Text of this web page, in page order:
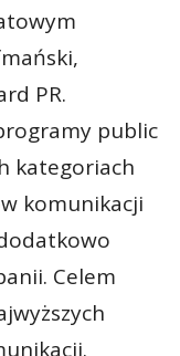
PR.
public
kategoriach
komunikacji
Celem